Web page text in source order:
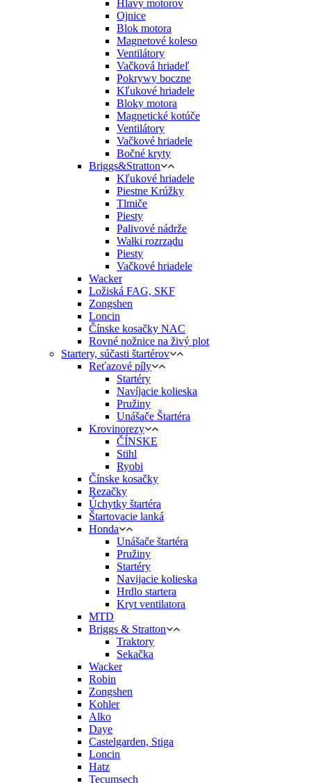
Hlavy motorov
Ojnice
Blok motora
Magnetové koleso
Ventilátory
Vačková hriadeľ
Pokrywy boczne
Kľukové hriadele
Bloky motora
Magnetické kotúče
Ventilátory
Vačkové hriadele
Bočné kryty
Briggs&Stratton
Kľukové hriadele
Piestne Krúžky
Tlmiče
Piesty
Palivové nádrže
Wałki rozrządu
Piesty
Vačkové hriadele
Wacker
Ložiská FAG, SKF
Zongshen
Loncin
Čínske kosačky NAC
Rovné nožnice na živý plot
Startery, súčasti štartérov
Reťazové píly
Startéry
Navíjacie kolieska
Pružiny
Unášače Štartéra
Krovinorezy
ČÍNSKE
Stihl
Ryobi
Čínske kosačky
Rezačky
Úchytky štartéra
Štartovacie lanká
Honda
Unášače štartéra
Pružiny
Startéry
Navijacie kolieska
Hrdlo startera
Kryt ventilatora
MTD
Briggs & Stratton
Traktory
Sekačka
Wacker
Robin
Zongshen
Kohler
Alko
Daye
Castelgarden, Stiga
Loncin
Hatz
Tecumsech